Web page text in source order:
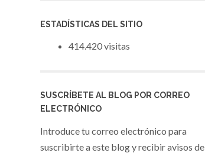
ESTADÍSTICAS DEL SITIO
414.420 visitas
SUSCRÍBETE AL BLOG POR CORREO
ELECTRÓNICO
Introduce tu correo electrónico para
suscribirte a este blog y recibir avisos de